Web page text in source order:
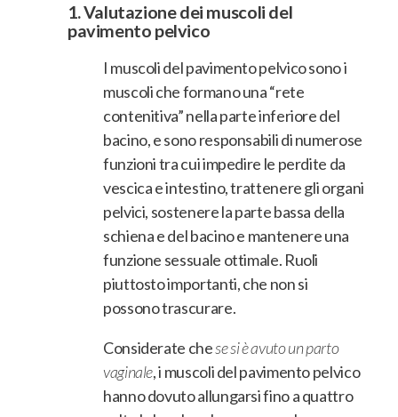
1.Valutazione dei muscoli del
pavimento pelvico
I muscoli del pavimento pelvico sono i
muscoli che formano una “rete
contenitiva” nella parte inferiore del
bacino, e sono responsabili di numerose
funzioni tra cui impedire le perdite da
vescica e intestino, trattenere gli organi
pelvici, sostenere la parte bassa della
schiena e del bacino e mantenere una
funzione sessuale ottimale. Ruoli
piuttosto importanti, che non si
possono trascurare.
Considerate chese si è avuto un parto
vaginale, i muscoli del pavimento pelvico
hanno dovuto allungarsi fino a quattro